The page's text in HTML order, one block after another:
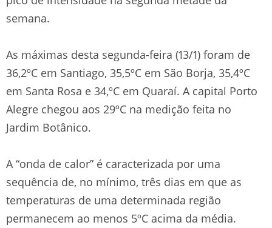
semana.
As máximas desta segunda-feira (13/1) foram de
36,2ºC em Santiago, 35,5ºC em São Borja, 35,4ºC
em Santa Rosa e 34,ºC em Quaraí. A capital Porto
Alegre chegou aos 29ºC na medição feita no
Jardim Botânico.
A “onda de calor” é caracterizada por uma
sequência de, no mínimo, três dias em que as
temperaturas de uma determinada região
permanecem ao menos 5ºC acima da média.